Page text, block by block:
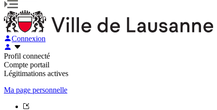
Connexion
Profil connecté
Compte portail
Légitimations actives
Ma page personnelle